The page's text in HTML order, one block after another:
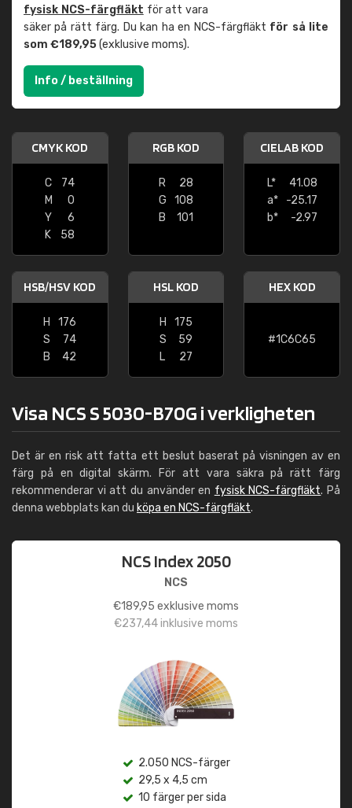
fysisk NCS-färgfläkt för att vara
säker på rätt färg. Du kan ha en NCS-färgfläkt för så lite
som €189,95(exklusive moms).
Info / beställning
CMYK KOD
C
74
M
0
Y
6
K
58
RGB KOD
R
28
G
108
B
101
CIELAB KOD
L*
41.08
a*
-25.17
b*
-2.97
HSB/HSV KOD
H
176
S
74
B
42
HSL KOD
H
175
S
59
L
27
HEX KOD
#1C6C65
Visa NCS S 5030-B70G i verkligheten
Det är en risk att fatta ett beslut baserat på visningen av en
färg på en digital skärm. För att vara säkra på rätt färg
rekommenderar vi att du använder en fysisk NCS-färgfläkt. På
denna webbplats kan du köpa en NCS-färgfläkt.
NCS Index 2050
NCS
€189,95 exklusive moms
€237,44inklusive moms
2.050 NCS-färger
29,5 x 4,5 cm
10 färger per sida